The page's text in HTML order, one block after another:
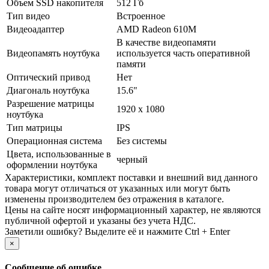
Объем SSD накопителя
512 Гб
Тип видео
Встроенное
Видеоадаптер
AMD Radeon 610M
Видеопамять ноутбука
В качестве видеопамяти
используется часть оперативной
памяти
Оптический привод
Нет
Диагональ ноутбука
15.6"
Разрешение матрицы
ноутбука
1920 x 1080
Тип матрицы
IPS
Операционная система
Без системы
Цвета, использованные в
оформлении ноутбука
черный
Xарактеристики, комплект поставки и внешний вид данного
товара могут отличаться от указанных или могут быть
изменены производителем без отражения в каталоге.
Цены на сайте носят информационный характер, не являются
публичной офертой и указаны без учета НДС.
Заметили ошибку? Выделите её и нажмите Ctrl + Enter
×